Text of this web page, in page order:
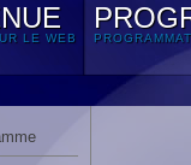
LE WEB